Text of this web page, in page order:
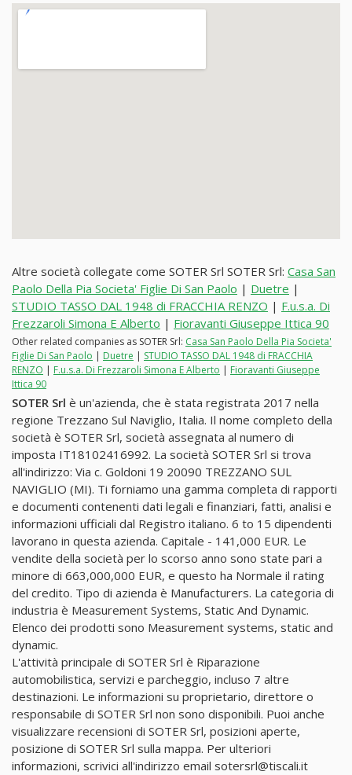
Altre società collegate come SOTER Srl SOTER Srl: Casa San
Paolo Della Pia Societa' Figlie Di San Paolo | Duetre |
STUDIO TASSO DAL 1948 di FRACCHIA RENZO | F.u.s.a. Di
Frezzaroli Simona E Alberto | Fioravanti Giuseppe Ittica 90
Other related companies as SOTER Srl: Casa San Paolo Della Pia Societa'
Figlie Di San Paolo | Duetre | STUDIO TASSO DAL 1948 di FRACCHIA
RENZO | F.u.s.a. Di Frezzaroli Simona E Alberto | Fioravanti Giuseppe
Ittica 90
SOTER Srl è un'azienda, che è stata registrata 2017 nella
regione Trezzano Sul Naviglio, Italia. Il nome completo della
società è SOTER Srl, società assegnata al numero di
imposta IT18102416992. La società SOTER Srl si trova
all'indirizzo: Via c. Goldoni 19 20090 TREZZANO SUL
NAVIGLIO (MI). Ti forniamo una gamma completa di rapporti
e documenti contenenti dati legali e finanziari, fatti, analisi e
informazioni ufficiali dal Registro italiano. 6 to 15 dipendenti
lavorano in questa azienda. Capitale - 141,000 EUR. Le
vendite della società per lo scorso anno sono state pari a
minore di 663,000,000 EUR, e questo ha Normale il rating
del credito. Tipo di azienda è Manufacturers. La categoria di
industria è Measurement Systems, Static And Dynamic.
Elenco dei prodotti sono Measurement systems, static and
dynamic.
L'attività principale di SOTER Srl è Riparazione
automobilistica, servizi e parcheggio, incluso 7 altre
destinazioni. Le informazioni su proprietario, direttore o
responsabile di SOTER Srl non sono disponibili. Puoi anche
visualizzare recensioni di SOTER Srl, posizioni aperte,
posizione di SOTER Srl sulla mappa. Per ulteriori
informazioni, scrivici all'indirizzo email sotersrl@tiscali.it